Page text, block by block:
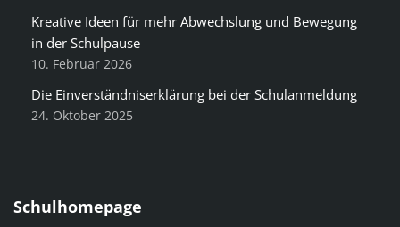
Kreative Ideen für mehr Abwechslung und Bewegung
in der Schulpause
10. Februar 2026
Die Einverständniserklärung bei der Schulanmeldung
24. Oktober 2025
Schulhomepage